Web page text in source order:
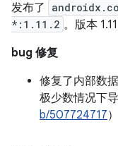
发布了
*:1.11.2 。版本
bug 修复
修复了内部数
极少数情况下
b/507724717）